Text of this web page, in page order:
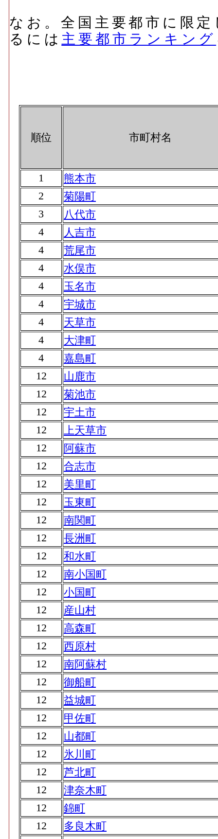
なお。全国主要都市に限
るには 主要都市ランキング
順位 市町村名
1
熊本市
2
菊陽町
3
八代市
4
人吉市
4
荒尾市
4
水俣市
4
玉名市
4
宇城市
4
天草市
4
大津町
4
嘉島町
12
山鹿市
12
菊池市
12
宇土市
12
上天草市
12
阿蘇市
12
合志市
12
美里町
12
玉東町
12
南関町
12
長洲町
12
和水町
12
南小国町
12
小国町
12
産山村
12
高森町
12
西原村
12
南阿蘇村
12
御船町
12
益城町
12
甲佐町
12
山都町
12
氷川町
12
芦北町
12
津奈木町
12
錦町
12
多良木町